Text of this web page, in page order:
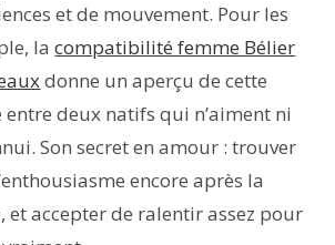
et de mouvement. Pour les
lacompatibilité femme Bélier
donne un aperçu de cette
deux natifs qui n’aiment ni
Son secret en amour : trouver
encore après la
et accepter de ralentir assez pour